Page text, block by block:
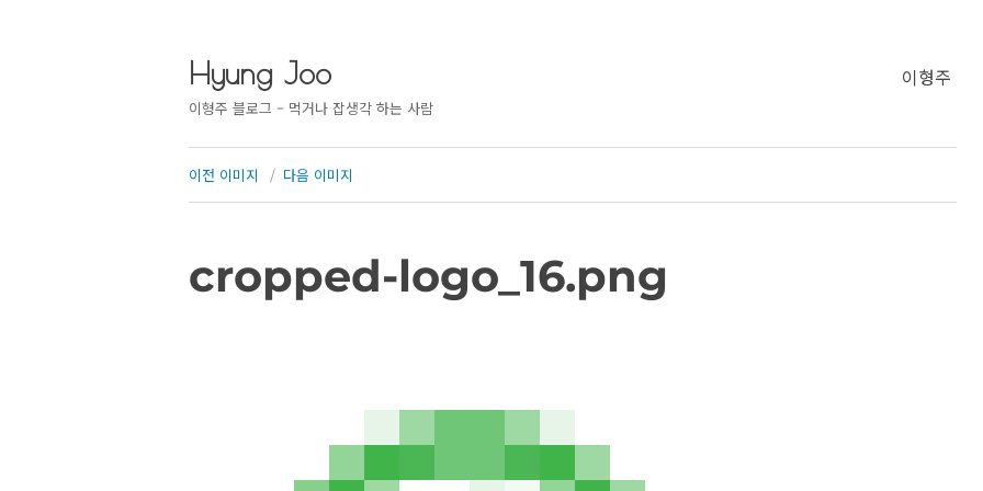
Hyung Joo
이형주 블로그 – 먹거나 잡생각 하는 사람
이형주
이전 이미지 다음 이미지
cropped-logo_16.png